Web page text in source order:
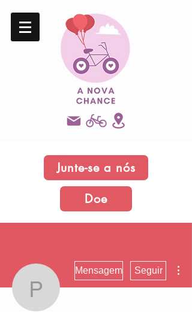
Junte-se a nós
Doe
PedLear
Mensagem Seguir